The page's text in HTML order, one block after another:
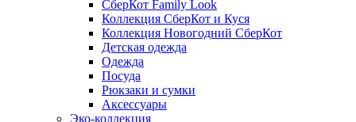
СберКот Family Look
Коллекция СберКот и Куся
Коллекция Новогодний СберКот
Детская одежда
Одежда
Посуда
Рюкзаки и сумки
Аксессуары
Эко-коллекция